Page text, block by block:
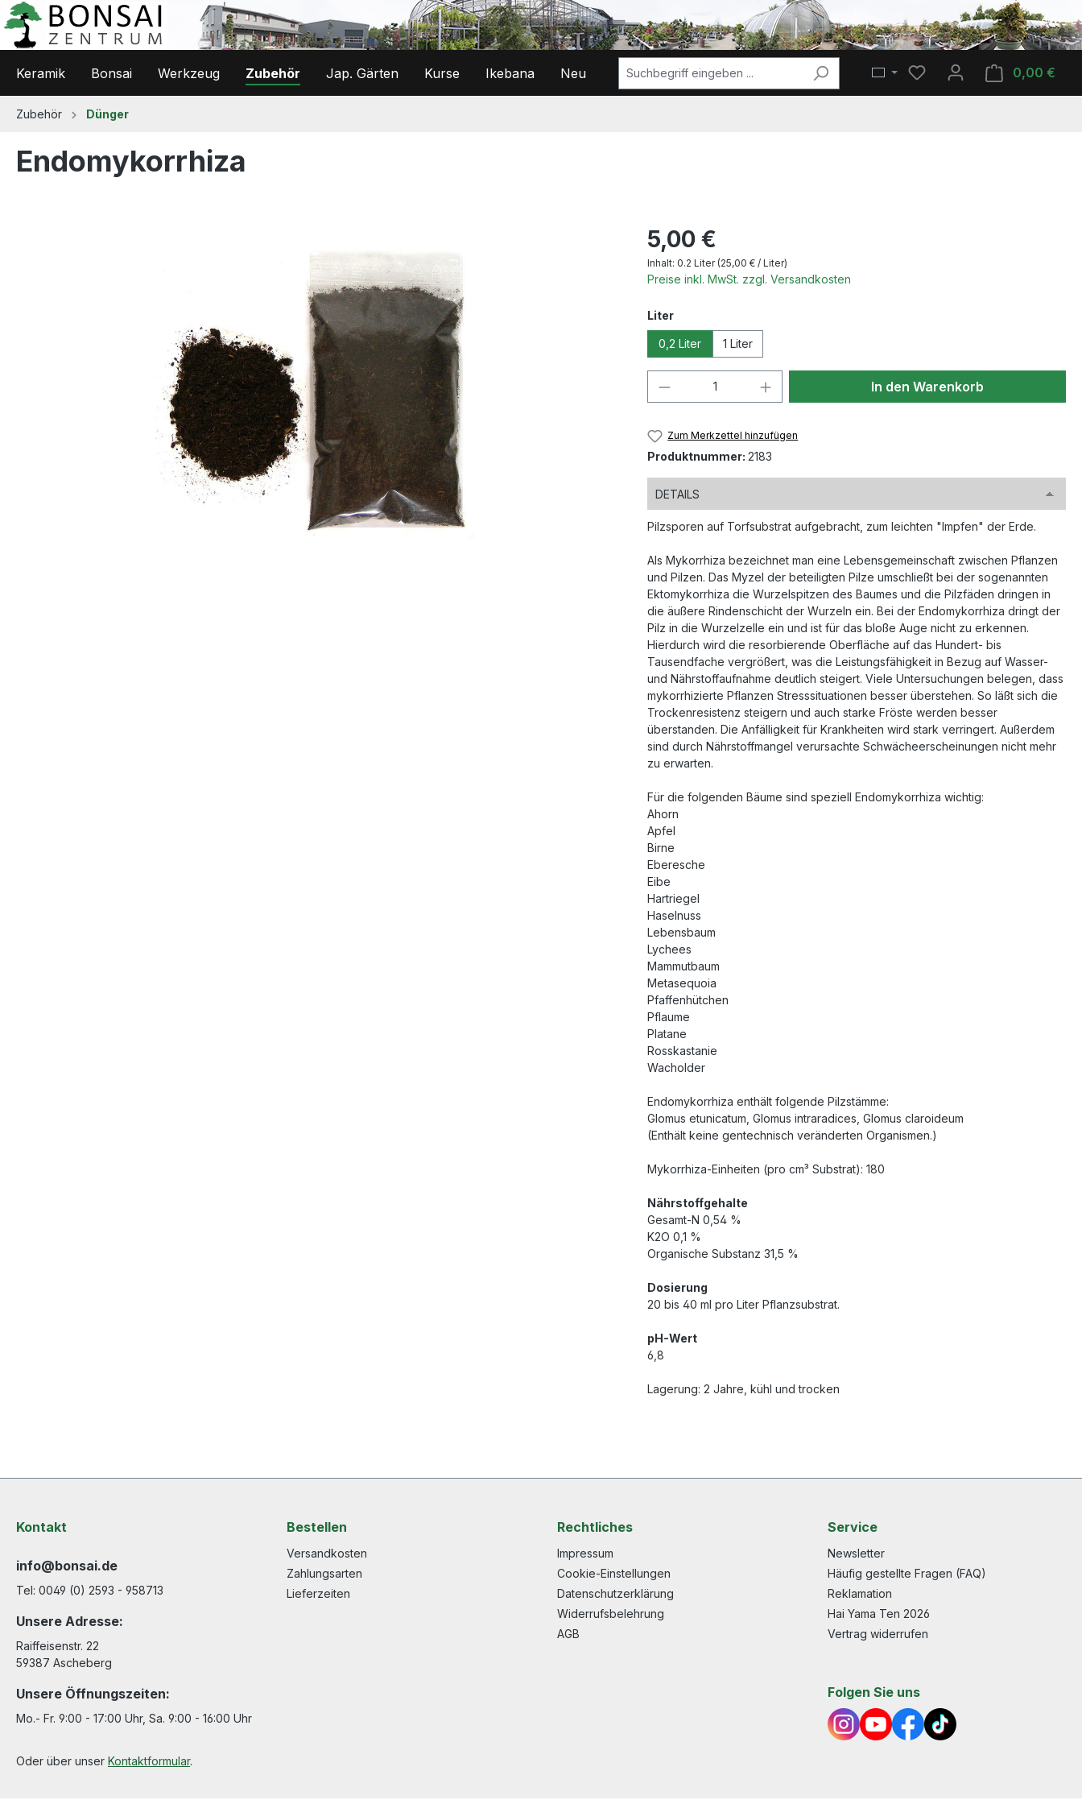
Hauptinhalt springen
Zur Suche springen
Zur Hauptnavigation springen
Keramik Bonsai Werkzeug Zubehör Jap. Gärten Kurse Ikebana Neu Du hast 0 Produkte auf
0,00 €
Zubehör Dünger
Endomykorrhiza
Regulärer Preis:
5,00 €
Inhalt: 0.2 Liter (25,00 € / Liter)
Preise inkl. MwSt. zzgl. Versandkosten
Literauswählen
0,2 Liter 1 Liter
Produkt Anzahl: Gib den gewünschten Wert
In den Warenkorb
Zum Merkzettel hinzufügen
Produktnummer: 2183
DETAILS
Pilzsporen auf Torfsubstrat aufgebracht, zum leichten "Impfen" der Erde.
Als Mykorrhiza bezeichnet man eine Lebensgemeinschaft zwischen Pflanzen
und Pilzen. Das Myzel der beteiligten Pilze umschließt bei der sogenannten
Ektomykorrhiza die Wurzelspitzen des Baumes und die Pilzfäden dringen in
die äußere Rindenschicht der Wurzeln ein. Bei der Endomykorrhiza dringt der
Pilz in die Wurzelzelle ein und ist für das bloße Auge nicht zu erkennen.
Hierdurch wird die resorbierende Oberfläche auf das Hundert- bis
Tausendfache vergrößert, was die Leistungsfähigkeit in Bezug auf Wasser-
und Nährstoffaufnahme deutlich steigert. Viele Untersuchungen belegen, dass
mykorrhizierte Pflanzen Stresssituationen besser überstehen. So läßt sich die
Trockenresistenz steigern und auch starke Fröste werden besser
überstanden. Die Anfälligkeit für Krankheiten wird stark verringert. Außerdem
sind durch Nährstoffmangel verursachte Schwächeerscheinungen nicht mehr
zu erwarten.
Für die folgenden Bäume sind speziell Endomykorrhiza wichtig:
Ahorn
Apfel
Birne
Eberesche
Eibe
Hartriegel
Haselnuss
Lebensbaum
Lychees
Mammutbaum
Metasequoia
Pfaffenhütchen
Pflaume
Platane
Rosskastanie
Wacholder
Endomykorrhiza enthält folgende Pilzstämme:
Glomus etunicatum, Glomus intraradices, Glomus claroideum
(Enthält keine gentechnisch veränderten Organismen.)
Mykorrhiza-Einheiten (pro cm³ Substrat): 180
Nährstoffgehalte
Gesamt-N 0,54 %
K2O 0,1 %
Organische Substanz 31,5 %
Dosierung
20 bis 40 ml pro Liter Pflanzsubstrat.
pH-Wert
6,8
Lagerung: 2 Jahre, kühl und trocken
Kontakt
info@bonsai.de
Tel: 0049 (0) 2593 - 958713
Unsere Adresse:
Raiffeisenstr. 22
59387 Ascheberg
Unsere Öffnungszeiten:
Mo.- Fr. 9:00 - 17:00 Uhr, Sa. 9:00 - 16:00 Uhr
Oder über unser Kontaktformular.
Bestellen
Versandkosten
Zahlungsarten
Lieferzeiten
Rechtliches
Impressum
Cookie-Einstellungen
Datenschutzerklärung
Widerrufsbelehrung
AGB
Service
Newsletter
Häufig gestellte Fragen (FAQ)
Reklamation
Hai Yama Ten 2026
Vertrag widerrufen
Folgen Sie uns